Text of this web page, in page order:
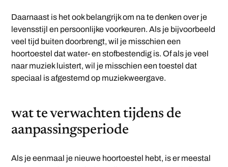
Daarnaast is het ook belangrijk om na te denken over je
levensstijl en persoonlijke voorkeuren. Als je bijvoorbeeld
veel tijd buiten doorbrengt, wil je misschien een
hoortoestel dat water- en stofbestendig is. Of als je veel
naar muziek luistert, wil je misschien een toestel dat
speciaal is afgestemd op muziekweergave.
wat te verwachten tijdens de
aanpassingsperiode
Als je eenmaal je nieuwe hoortoestel hebt, is er meestal